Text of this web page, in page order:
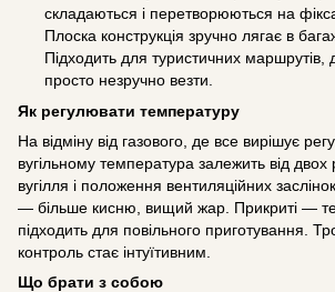
складаються і перетворюються на
Плоска конструкція зручно лягає в
Підходить для туристичних маршрутів,
просто незручно везти.
Як регулювати температуру
На відміну від газового, де все вирішує
вугільному температура залежить від двох
вугілля і положення вентиляційних
— більше кисню, вищий жар. Прикриті —
підходить для повільного приготування.
контроль стає інтуїтивним.
Що брати з собою